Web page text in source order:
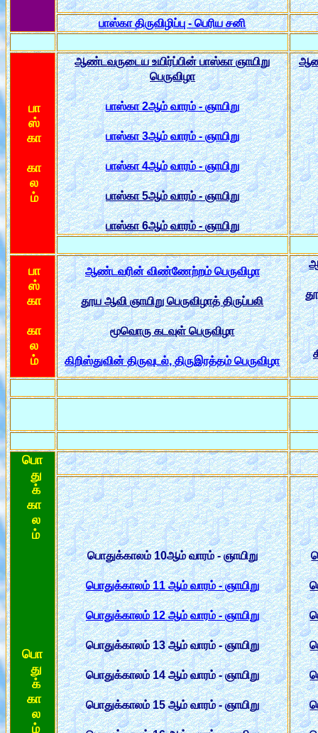
பாஸ்கா திருவிழிப்பு - பெரிய சனி
பா
ஸ்
கா
கா
ல
ம்
ஆண்டவருடைய உயிர்ப்பின் பாஸ்கா ஞாயிறு
பெருவிழா
பாஸ்கா 2ஆம் வாரம் - ஞாயிறு
பாஸ்கா 3ஆம் வாரம் - ஞாயிறு
பாஸ்கா 4ஆம் வாரம் - ஞாயிறு
பாஸ்கா 5ஆம் வாரம் - ஞாயிறு
பாஸ்கா 6ஆம் வாரம் - ஞாயிறு
பா
ஸ்
கா
கா
ல
ம்
ஆண்டவரின் விண்ணேற்றம் பெருவிழா
தூய ஆவி ஞாயிறு பெருவிழாத் திருப்பலி
மூவொரு கடவுள் பெருவிழா
கிறிஸ்துவின் திருவுடல், திருஇரத்தம் பெருவிழா
பொ
து
க்
கா
ல
ம்
பொ
து
க்
கா
ல
ம்
பொதுக்காலம் 10ஆம் வாரம் - ஞாயிறு
பொதுக்காலம் 11 ஆம் வாரம் - ஞாயிறு
பொதுக்காலம் 12 ஆம் வாரம் - ஞாயிறு
பொதுக்காலம் 13 ஆம் வாரம் - ஞாயிறு
பொதுக்காலம் 14 ஆம் வாரம் - ஞாயிறு
பொதுக்காலம் 15 ஆம் வாரம் - ஞாயிறு